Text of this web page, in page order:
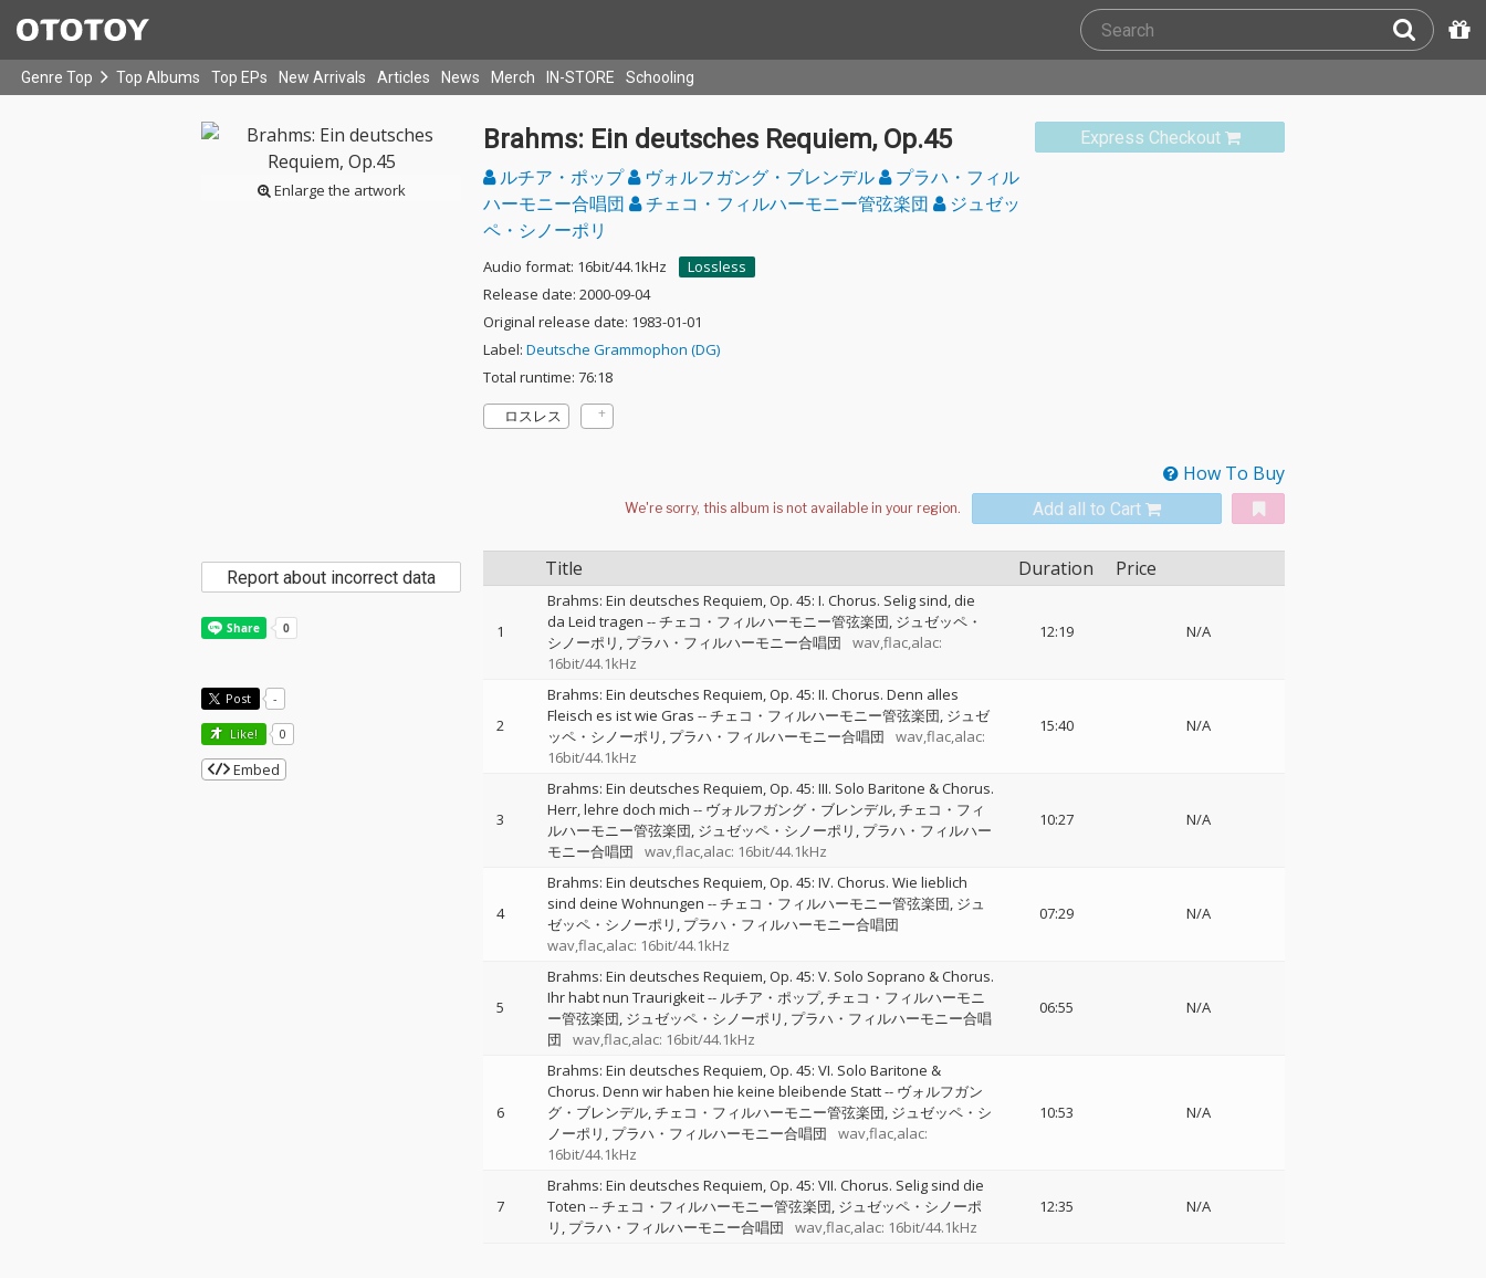
Genre Top Top Albums Top EPs New Arrivals Articles News Merch IN-STORE Schooling
Enlarge the artwork
Express Checkout
Brahms: Ein deutsches Requiem, Op.45
ルチア・ポップ ヴォルフガング・ブレンデル
プラハ・フィル
ハーモニー合唱団
チェコ・フィルハーモニー管弦楽団
ジュゼッ
ペ・シノーポリ
Audio format: 16bit/44.1kHz
Lossless
Release date: 2000-09-04
Original release date: 1983-01-01
Label: Deutsche Grammophon (DG)
Total runtime: 76:18
ロスレス
How To Buy
Add all to Cart
Title Duration Price
1
Brahms: Ein deutsches Requiem, Op. 45: I. Chorus. Selig sind, die
da Leid tragen --チェコ・フィルハーモニー管弦楽団 ジュゼッペ・
シノーポリ プラハ・フィルハーモニー合唱団
wav,flac,alac:
16bit/44.1kHz
12:19 N/A
2
Brahms: Ein deutsches Requiem, Op. 45: II. Chorus. Denn alles
Fleisch es ist wie Gras --チェコ・フィルハーモニー管弦楽団 ジュゼ
ッペ・シノーポリ プラハ・フィルハーモニー合唱団
wav,flac,alac:
16bit/44.1kHz
15:40 N/A
3
Brahms: Ein deutsches Requiem, Op. 45: III. Solo Baritone & Chorus.
Herr, lehre doch mich -- ヴォルフガング・ブレンデル チェコ・フィ
ルハーモニー管弦楽団 ジュゼッペ・シノーポリ プラハ・フィルハー
モニー合唱団
wav,flac,alac: 16bit/44.1kHz
10:27 N/A
4
Brahms: Ein deutsches Requiem, Op. 45: IV. Chorus. Wie lieblich
sind deine Wohnungen --チェコ・フィルハーモニー管弦楽団 ジュ
ゼッペ・シノーポリ プラハ・フィルハーモニー合唱団
wav,flac,alac: 16bit/44.1kHz
07:29 N/A
5
Brahms: Ein deutsches Requiem, Op. 45: V. Solo Soprano & Chorus.
Ihr habt nun Traurigkeit-- ルチア・ポップ チェコ・フィルハーモニ
ー管弦楽団 ジュゼッペ・シノーポリ プラハ・フィルハーモニー合唱
団
wav,flac,alac: 16bit/44.1kHz
06:55 N/A
6
Brahms: Ein deutsches Requiem, Op. 45: VI. Solo Baritone &
Chorus. Denn wir haben hie keine bleibende Statt-- ヴォルフガン
グ・ブレンデル チェコ・フィルハーモニー管弦楽団 ジュゼッペ・シ
ノーポリ プラハ・フィルハーモニー合唱団
wav,flac,alac:
16bit/44.1kHz
10:53 N/A
7
Brahms: Ein deutsches Requiem, Op. 45: VII. Chorus. Selig sind die
Toten --チェコ・フィルハーモニー管弦楽団 ジュゼッペ・シノーポ
リ プラハ・フィルハーモニー合唱団 wav,flac,alac: 16bit/44.1kHz
12:35 N/A
Report about incorrect data
Post -
Like! 0
Embed